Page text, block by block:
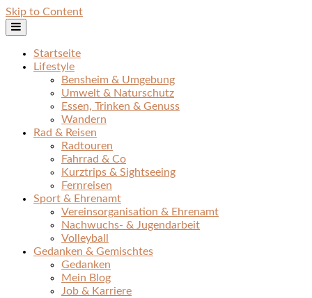
Skip to Content
Startseite
Lifestyle
Bensheim & Umgebung
Umwelt & Naturschutz
Essen, Trinken & Genuss
Wandern
Rad & Reisen
Radtouren
Fahrrad & Co
Kurztrips & Sightseeing
Fernreisen
Sport & Ehrenamt
Vereinsorganisation & Ehrenamt
Nachwuchs- & Jugendarbeit
Volleyball
Gedanken & Gemischtes
Gedanken
Mein Blog
Job & Karriere